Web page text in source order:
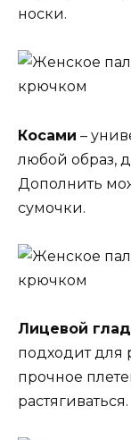
носки.
Косами –
любой образ,
Дополнить
сумочки.
Лицевой
подходит для
прочное
растягиваться.